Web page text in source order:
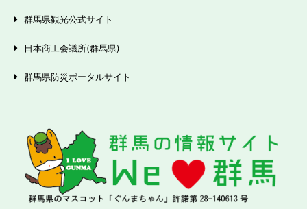
群馬県観光公式サイト
日本商工会議所(群馬県)
群馬県防災ポータルサイト